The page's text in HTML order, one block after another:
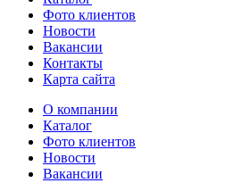
Фото клиентов
Новости
Вакансии
Контакты
Карта сайта
О компании
Каталог
Фото клиентов
Новости
Вакансии